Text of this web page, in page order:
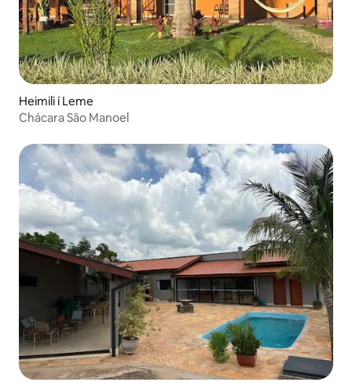
Heimili í Leme
Chácara São Manoel